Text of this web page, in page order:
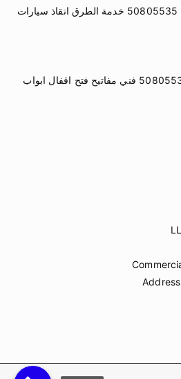
خدمة المساعدة على الطريق 50805535 خدمة الطرق انقاذ سيارات
فتح ابواب سيارات الكويت 50805535 فني مفاتيح فتح اقفال ابواب